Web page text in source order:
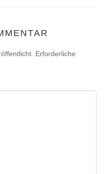
Erforderliche